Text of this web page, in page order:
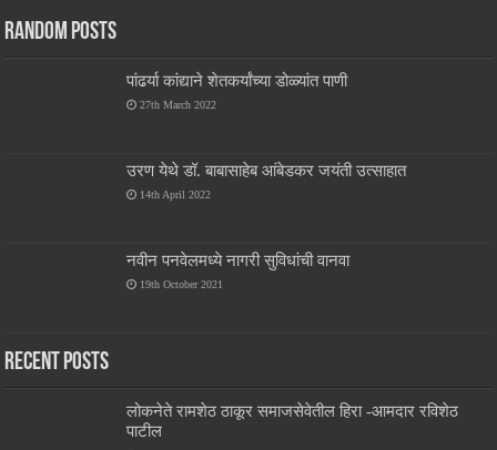
Random Posts
पांढर्या कांद्याने शेतकर्यांच्या डोळ्यांत पाणी
27th March 2022
उरण येथे डॉ. बाबासाहेब आंबेडकर जयंती उत्साहात
14th April 2022
नवीन पनवेलमध्ये नागरी सुविधांची वानवा
19th October 2021
Recent Posts
लोकनेते रामशेठ ठाकूर समाजसेवेतील हिरा -आमदार रविशेठ
पाटील